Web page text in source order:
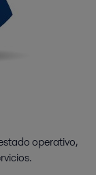
operativo,